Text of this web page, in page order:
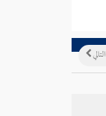
التالي